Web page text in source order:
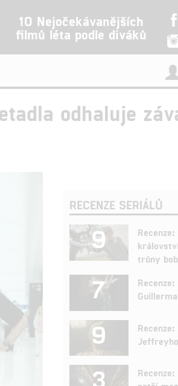
10 Nejočekávanějších
filmů léta podle diváků
odhaluje
RECENZE SERIÁLŮ
9
trůny
7
9
3